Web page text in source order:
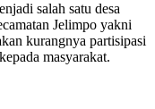
salah satu desa
Jelimpo yakni
kurangnya partisipasi
masyarakat.